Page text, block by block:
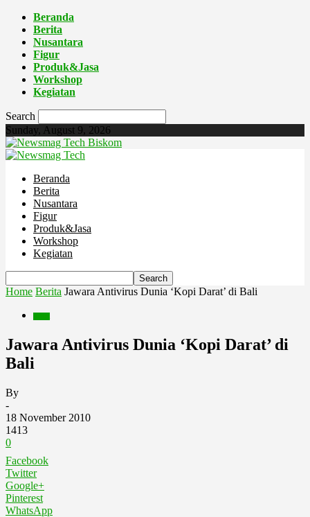
Beranda
Berita
Nusantara
Figur
Produk&Jasa
Workshop
Kegiatan
Search
Sunday, August 9, 2026
Biskom
Beranda
Berita
Nusantara
Figur
Produk&Jasa
Workshop
Kegiatan
Home Berita Jawara Antivirus Dunia ‘Kopi Darat’ di Bali
Jawara Antivirus Dunia ‘Kopi Darat’ di
Bali
By
-
18 November 2010
1413
0
Facebook
Twitter
Google+
Pinterest
WhatsApp